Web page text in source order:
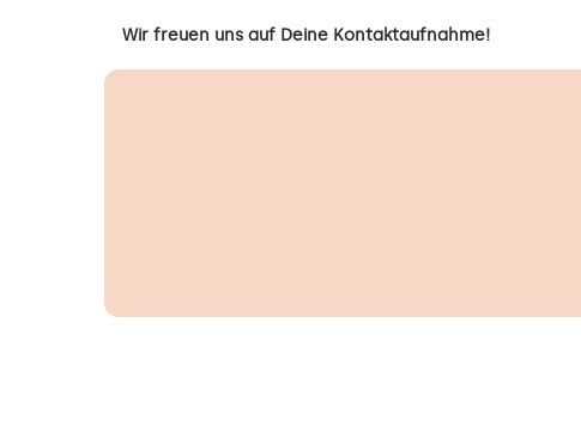
Wir freuen uns auf Deine Kontaktaufnahme!